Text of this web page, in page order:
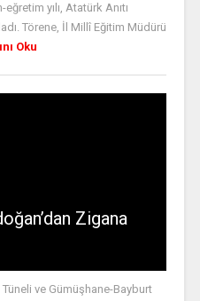
yılı, Atatürk Anıtı
Törene, İl Millî Eğitim Müdürü
Oku
Zigana
ve Gümüşhane-Bayburt